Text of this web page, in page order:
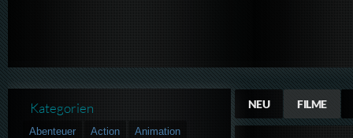
NEU FILME
Kategorien
Abenteuer Action
Animation